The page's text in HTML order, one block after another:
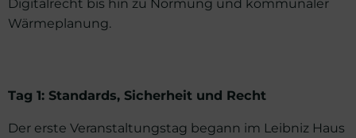
Wärmeplanung.
Tag 1: Standards, Sicherheit und Recht
Der erste Veranstaltungstag begann im Leibniz Haus